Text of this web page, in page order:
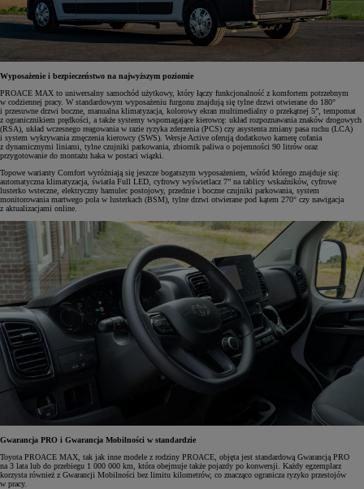
Wyposażenie i bezpieczeństwo na najwyższym poziomie
PROACE MAX to uniwersalny samochód użytkowy, który łączy funkcjonalność z komfortem potrzebnym
w codziennej pracy. W standardowym wyposażeniu furgonu znajdują się tylne drzwi otwierane do 180°
i przesuwne drzwi boczne, manualna klimatyzacja, kolorowy ekran multimedialny o przekątnej 5”, tempomat
z ogranicznikiem prędkości, a także systemy wspomagające kierowcę: układ rozpoznawania znaków drogowych
(RSA), układ wczesnego reagowania w razie ryzyka zderzenia (PCS) czy asystenta zmiany pasa ruchu (LCA)
i system wykrywania zmęczenia kierowcy (SWS). Wersje Active oferują dodatkowo kamerę cofania
z dynamicznymi liniami, tylne czujniki parkowania, zbiornik paliwa o pojemności 90 litrów oraz
przygotowanie do montażu haka w postaci wiązki.
Topowe warianty Comfort wyróżniają się jeszcze bogatszym wyposażeniem, wśród którego znajduje się:
automatyczna klimatyzacja, światła Full LED, cyfrowy wyświetlacz 7” na tablicy wskaźników, cyfrowe
lusterko wsteczne, elektryczny hamulec postojowy, przednie i boczne czujniki parkowania, system
monitorowania martwego pola w lusterkach (BSM), tylne drzwi otwierane pod kątem 270° czy nawigacja
z aktualizacjami online.
Gwarancja PRO i Gwarancja Mobilności w standardzie
Toyota PROACE MAX, tak jak inne modele z rodziny PROACE, objęta jest standardową Gwarancją PRO
na 3 lata lub do przebiegu 1 000 000 km, która obejmuje także pojazdy po konwersji. Każdy egzemplarz
korzysta również z Gwarancji Mobilności bez limitu kilometrów, co znacząco ogranicza ryzyko przestojów
w pracy.